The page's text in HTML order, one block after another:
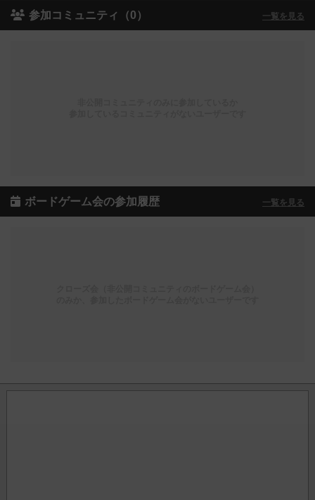
参加コミュニティ（0） 一覧を見る
ボードゲーム会の参加履歴 一覧を見る